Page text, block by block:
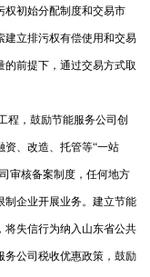
权初始分配制度和交易市
建立排污权有偿使用和交易
的前提下，通过交易方式取
程，鼓励节能服务公司创
资、改造、托管等“一站
审核备案制度，任何地方
制企业开展业务。建立节能
将失信行为纳入山东省公共
务公司税收优惠政策，鼓励